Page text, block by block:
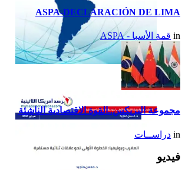
تقرير أمريكا اللاتينية لسنة
2014
ASPA-DECLARACIÓN DE LIMA
in قمة الأسبا - ASPA
مجموعة البريكس..القوة الاقتصادية الناشئة
in دراســات
فيديو